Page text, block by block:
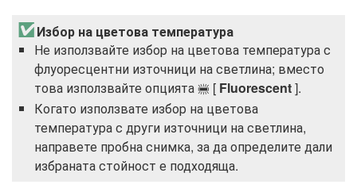
Избор на цветова температура
Не използвайте избор на цветова температура с
флуоресцентни източници на светлина; вместо
това използвайте опцията I [ Fluorescent].
Когато използвате избор на цветова
температура с други източници на светлина,
направете пробна снимка, за да определите дали
избраната стойност е подходяща.